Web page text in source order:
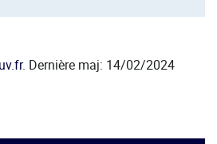
. Dernière maj: 14/02/2024